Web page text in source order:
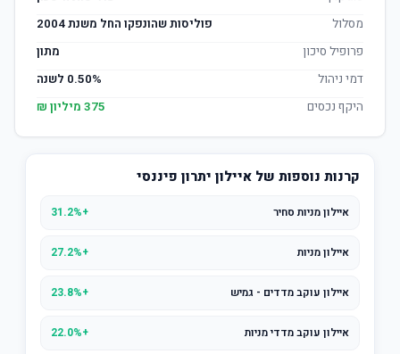
מסלול
פוליסות שהונפקו החל משנת 2004
פרופיל סיכון
מתון
דמי ניהול
0.50% לשנה
היקף נכסים
375 מיליון ₪
קרנות נוספות של איילון יתרון פיננסי
איילון מניות סחיר +31.2%
איילון מניות +27.2%
איילון עוקב מדדים - גמיש +23.8%
איילון עוקב מדדי מניות +22.0%